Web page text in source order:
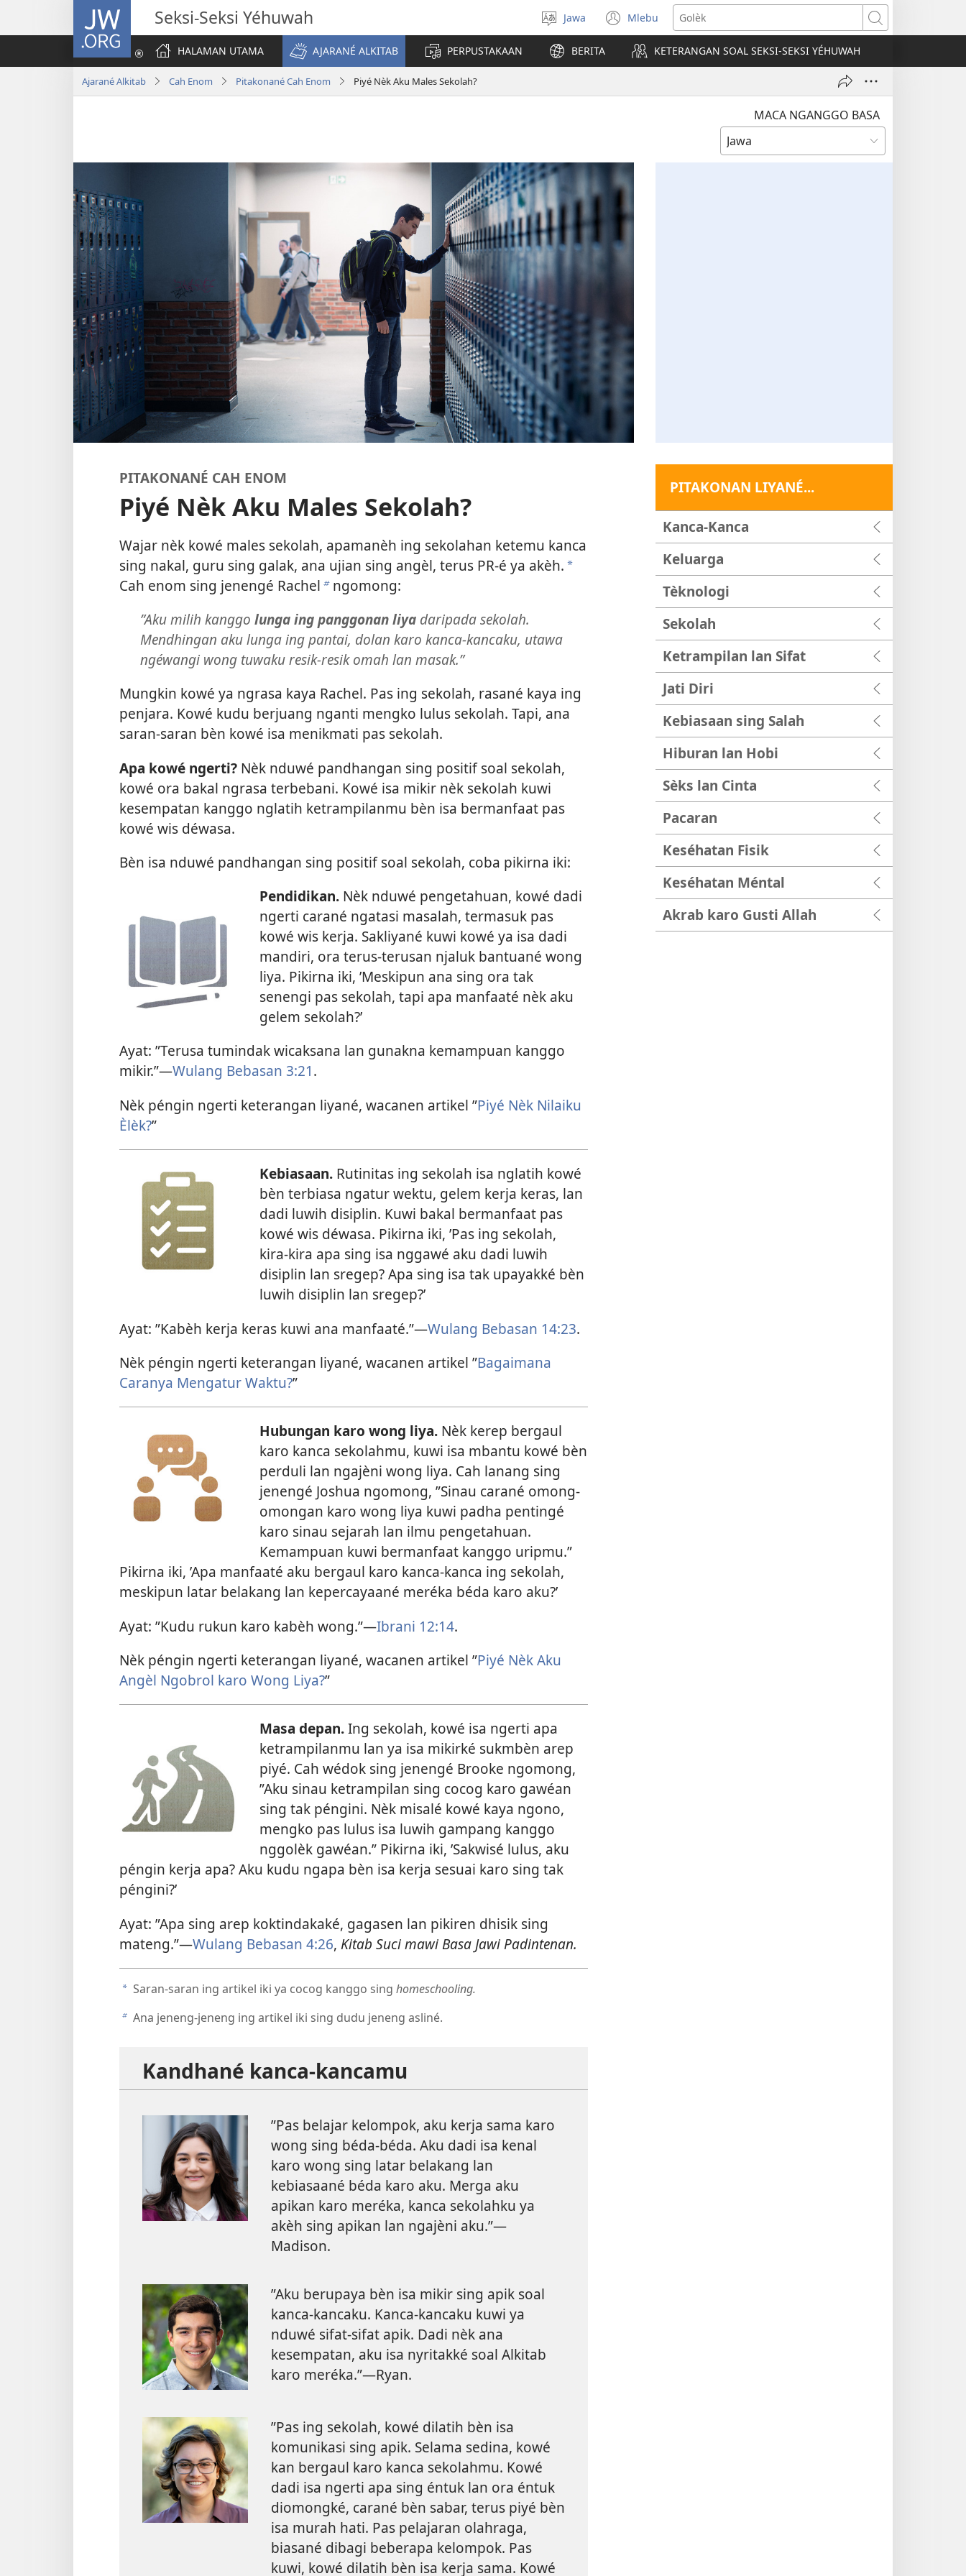
JW.ORG Seksi-Seksi Yéhuwah
Pilih
basa
Jawa Mlebu
(opens
new
window)
Golèk
HALAMAN UTAMA
AJARANÉ ALKITAB PERPUSTAKAAN BERITA KETERANGAN SOAL SEKSI-SEKSI YÉHUWAH
Ajarané Alkitab Cah Enom Pitakonané Cah Enom Piyé Nèk Aku Males Sekolah?
MACA NGANGGO BASA
PITAKONANÉ CAH ENOM
Piyé Nèk Aku Males Sekolah?
Wajar nèk kowé males sekolah, apamanèh ing sekolahan ketemu kanca
sing nakal, guru sing galak, ana ujian sing angèl, terus PR-é ya akèh. a
Cah enom sing jenengé Rachel bngomong:
”Aku milih kanggo lunga ing panggonan liyadaripada sekolah.
Mendhingan aku lunga ing pantai, dolan karo kanca-kancaku, utawa
ngéwangi wong tuwaku resik-resik omah lan masak.”
Mungkin kowé ya ngrasa kaya Rachel. Pas ing sekolah, rasané kaya ing
penjara. Kowé kudu berjuang nganti mengko lulus sekolah. Tapi, ana
saran-saran bèn kowé isa menikmati pas sekolah.
Apa kowé ngerti? Nèk nduwé pandhangan sing positif soal sekolah,
kowé ora bakal ngrasa terbebani. Kowé isa mikir nèk sekolah kuwi
kesempatan kanggo nglatih ketrampilanmu bèn isa bermanfaat pas
kowé wis déwasa.
Bèn isa nduwé pandhangan sing positif soal sekolah, coba pikirna iki:
Pendidikan. Nèk nduwé pengetahuan, kowé dadi
ngerti carané ngatasi masalah, termasuk pas
kowé wis kerja. Sakliyané kuwi kowé ya isa dadi
mandiri, ora terus-terusan njaluk bantuané wong
liya. Pikirna iki, ’Meskipun ana sing ora tak
senengi pas sekolah, tapi apa manfaaté nèk aku
gelem sekolah?’
Ayat: ”Terusa tumindak wicaksana lan gunakna kemampuan kanggo
mikir.”—Wulang Bebasan 3:21.
Nèk péngin ngerti keterangan liyané, wacanen artikel ”Piyé Nèk Nilaiku
Èlèk?”
Kebiasaan. Rutinitas ing sekolah isa nglatih kowé
bèn terbiasa ngatur wektu, gelem kerja keras, lan
dadi luwih disiplin. Kuwi bakal bermanfaat pas
kowé wis déwasa. Pikirna iki, ’Pas ing sekolah,
kira-kira apa sing isa nggawé aku dadi luwih
disiplin lan sregep? Apa sing isa tak upayakké bèn
luwih disiplin lan sregep?’
Ayat: ”Kabèh kerja keras kuwi ana manfaaté.”—Wulang Bebasan 14:23.
Nèk péngin ngerti keterangan liyané, wacanen artikel ”Bagaimana
Caranya Mengatur Waktu?”
Hubungan karo wong liya. Nèk kerep bergaul
karo kanca sekolahmu, kuwi isa mbantu kowé bèn
perduli lan ngajèni wong liya. Cah lanang sing
jenengé Joshua ngomong, ”Sinau carané omong-
omongan karo wong liya kuwi padha pentingé
karo sinau sejarah lan ilmu pengetahuan.
Kemampuan kuwi bermanfaat kanggo uripmu.”
Pikirna iki, ’Apa manfaaté aku bergaul karo kanca-kanca ing sekolah,
meskipun latar belakang lan kepercayaané meréka béda karo aku?’
Ayat: ”Kudu rukun karo kabèh wong.”—Ibrani 12:14.
Nèk péngin ngerti keterangan liyané, wacanen artikel ”Piyé Nèk Aku
Angèl Ngobrol karo Wong Liya?”
Masa depan.Ing sekolah, kowé isa ngerti apa
ketrampilanmu lan ya isa mikirké sukmbèn arep
piyé. Cah wédok sing jenengé Brooke ngomong,
”Aku sinau ketrampilan sing cocog karo gawéan
sing tak péngini. Nèk misalé kowé kaya ngono,
mengko pas lulus isa luwih gampang kanggo
nggolèk gawéan.” Pikirna iki, ’Sakwisé lulus, aku
péngin kerja apa? Aku kudu ngapa bèn isa kerja sesuai karo sing tak
péngini?’
Ayat: ”Apa sing arep koktindakaké, gagasen lan pikiren dhisik sing
mateng.”—Wulang Bebasan 4:26, Kitab Suci mawi Basa Jawi Padintenan.
a Saran-saran ing artikel iki ya cocog kanggo sing homeschooling.
b Ana jeneng-jeneng ing artikel iki sing dudu jeneng asliné.
Kandhané kanca-kancamu
”Pas belajar kelompok, aku kerja sama karo
wong sing béda-béda. Aku dadi isa kenal
karo wong sing latar belakang lan
kebiasaané béda karo aku. Merga aku
apikan karo meréka, kanca sekolahku ya
akèh sing apikan lan ngajèni aku.”—
Madison.
”Aku berupaya bèn isa mikir sing apik soal
kanca-kancaku. Kanca-kancaku kuwi ya
nduwé sifat-sifat apik. Dadi nèk ana
kesempatan, aku isa nyritakké soal Alkitab
karo meréka.”—Ryan.
”Pas ing sekolah, kowé dilatih bèn isa
komunikasi sing apik. Selama sedina, kowé
kan bergaul karo kanca sekolahmu. Kowé
dadi isa ngerti apa sing éntuk lan ora éntuk
diomongké, carané bèn sabar, terus piyé bèn
isa murah hati. Pas pelajaran olahraga,
biasané dibagi beberapa kelompok. Pas
kuwi, kowé dilatih bèn isa kerja sama. Kowé
PITAKONAN LIYANÉ...
Kanca-Kanca
Keluarga
Tèknologi
Sekolah
Ketrampilan lan Sifat
Jati Diri
Kebiasaan sing Salah
Hiburan lan Hobi
Sèks lan Cinta
Pacaran
Keséhatan Fisik
Keséhatan Méntal
Akrab karo Gusti Allah